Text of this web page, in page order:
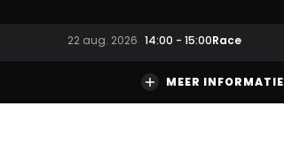
22 aug. 2026 14:00 - 15:00Race
MEER INFORMATIE